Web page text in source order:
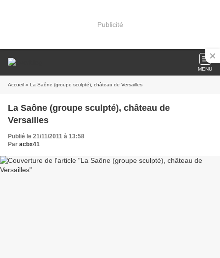
Publicité
MENU
Accueil » La Saône (groupe sculpté), château de Versailles
La Saône (groupe sculpté), château de
Versailles
Publié le 21/11/2011 à 13:58
Par acbx41